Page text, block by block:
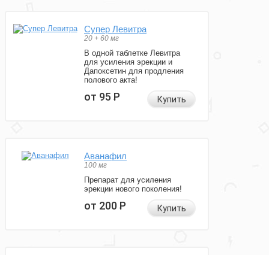
Супер Левитра
20 + 60 мг
В одной таблетке Левитра
для усиления эрекции и
Дапоксетин для продления
полового акта!
от 95Р Купить
Аванафил
100 мг
Препарат для усиления
эрекции нового поколения!
от 200Р Купить